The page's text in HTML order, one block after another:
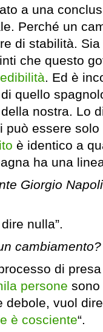
a una
Perché un
di stabilità.
che questo
. Ed è
quello
nostra. Lo
può essere
è identico a
ha una
Giorgio
nulla”.
cambiamento?
di
persone sono
debole, vuol
è cosciente“.